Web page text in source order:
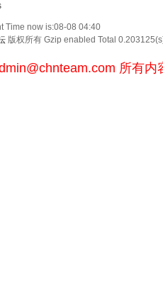
Time now is:08-08 04:40
版权所有 Gzip enabled Total
所有内